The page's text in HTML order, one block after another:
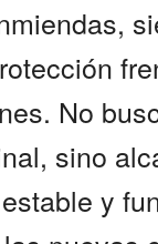
No
sino
y